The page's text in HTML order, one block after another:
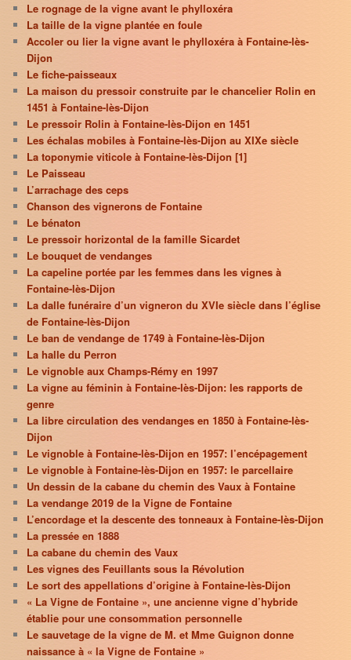
Le rognage de la vigne avant le phylloxéra
La taille de la vigne plantée en foule
Accoler ou lier la vigne avant le phylloxéra à Fontaine-lès-
Dijon
Le fiche-paisseaux
La maison du pressoir construite par le chancelier Rolin en
1451 à Fontaine-lès-Dijon
Le pressoir Rolin à Fontaine-lès-Dijon en 1451
Les échalas mobiles à Fontaine-lès-Dijon au XIXe siècle
La toponymie viticole à Fontaine-lès-Dijon [1]
Le Paisseau
L’arrachage des ceps
Chanson des vignerons de Fontaine
Le bénaton
Le pressoir horizontal de la famille Sicardet
Le bouquet de vendanges
La capeline portée par les femmes dans les vignes à
Fontaine-lès-Dijon
La dalle funéraire d’un vigneron du XVIe siècle dans l’église
de Fontaine-lès-Dijon
Le ban de vendange de 1749 à Fontaine-lès-Dijon
La halle du Perron
Le vignoble aux Champs-Rémy en 1997
La vigne au féminin à Fontaine-lès-Dijon: les rapports de
genre
La libre circulation des vendanges en 1850 à Fontaine-lès-
Dijon
Le vignoble à Fontaine-lès-Dijon en 1957: l’encépagement
Le vignoble à Fontaine-lès-Dijon en 1957: le parcellaire
Un dessin de la cabane du chemin des Vaux à Fontaine
La vendange 2019 de la Vigne de Fontaine
L’encordage et la descente des tonneaux à Fontaine-lès-Dijon
La pressée en 1888
La cabane du chemin des Vaux
Les vignes des Feuillants sous la Révolution
Le sort des appellations d’origine à Fontaine-lès-Dijon
« La Vigne de Fontaine », une ancienne vigne d’hybride
établie pour une consommation personnelle
Le sauvetage de la vigne de M. et Mme Guignon donne
naissance à « la Vigne de Fontaine »